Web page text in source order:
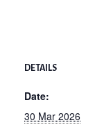
DETAILS
Date:
30 Mar 2026